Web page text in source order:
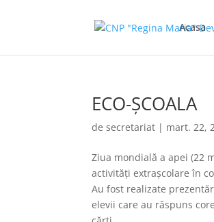
Acasa
ECO-ȘCOALA
desecretariat | mart. 22,
Ziua mondială a apei (22
activități extrașcolare în
Au fost realizate
elevii care au răspuns